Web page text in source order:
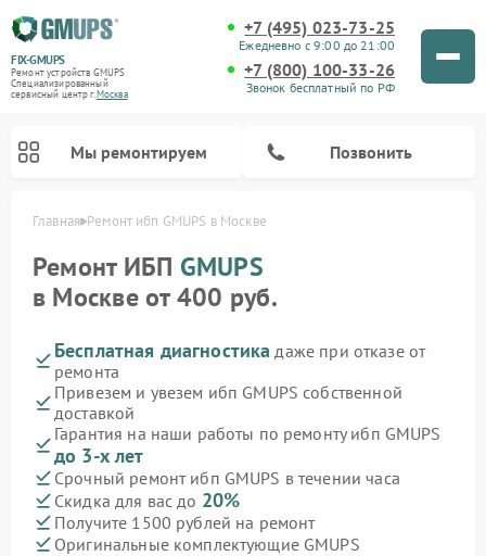
FIX-GMUPS
Ремонт устройств GMUPS
Специализированный
cервисный центр г.Москва
+7 (495) 023-73-25
Ежедневно с 9:00 до 21:00
+7 (800) 100-33-26
Звонок бесплатный по РФ
Мы ремонтируем Позвонить
Главная Ремонт ибп GMUPS в Москве
Ремонт ИБП GMUPS
в Москве от 400 руб.
Бесплатная диагностика даже при отказе от
ремонта
Привезем и увезем ибп GMUPS собственной
доставкой
Гарантия на наши работы по ремонту ибп GMUPS
до 3-х лет
Срочный ремонт ибп GMUPS в течении часа
Скидка для вас до 20%
Получите 1500 рублей на ремонт
Оригинальные комплектующие GMUPS